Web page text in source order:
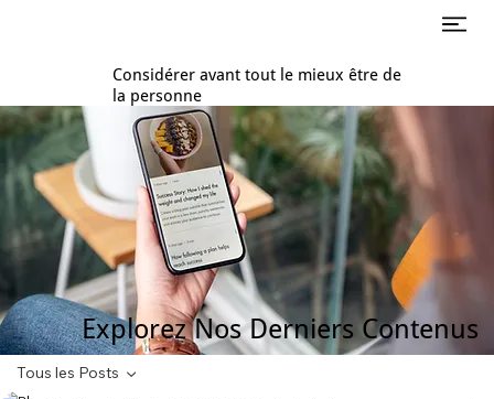
Considérer avant tout le mieux être de
la personne
Explorez Nos Derniers Contenus
Tous les Posts